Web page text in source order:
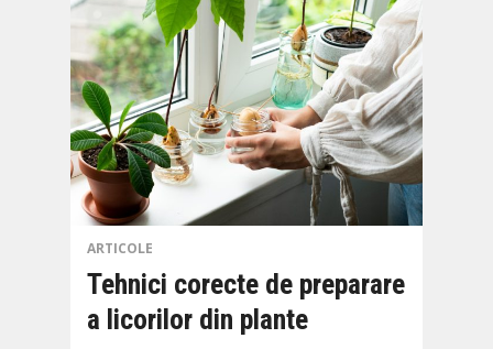
ARTICOLE
Tehnici corecte de preparare
a licorilor din plante